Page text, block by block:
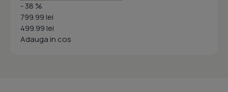
- 38 %
799.99 lei
499.99 lei
Adauga in cos